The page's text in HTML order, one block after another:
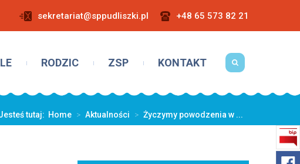
sekretariat@sppudliszki.pl +48 65 573 82 21
RODZIC ZSP KONTAKT
tutaj: Home > Aktualności > Życzymy powodzenia w ...